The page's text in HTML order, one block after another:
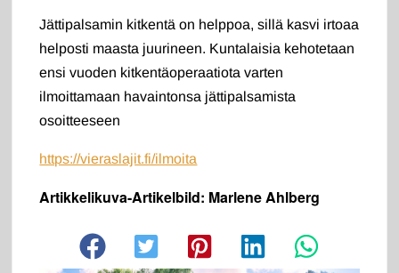
Jättipalsamin kitkentä on helppoa, sillä kasvi irtoaa
helposti maasta juurineen. Kuntalaisia kehotetaan
ensi vuoden kitkentäoperaatiota varten
ilmoittamaan havaintonsa jättipalsamista
osoitteeseen
https://vieraslajit.fi/ilmoita
Artikkelikuva-Artikelbild: Marlene Ahlberg